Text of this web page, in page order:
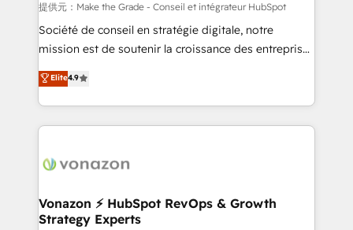
—faster. Through expert training, unmatched
responsiveness, and ongoing support, we equip
your team to adopt new systems with confidence
customer engagement.
提供元：Make the Grade - Conseil et intégrateur HubSpot
Société de conseil en stratégie digitale, notre
mission est de soutenir la croissance des entreprises
B2B à travers l’acquisition de nouveaux clients,
l'intégration CRM et le développement des revenus
auprès de vos comptes existants. En France et à
l'international, nous travaillons avec des ETI
delà d’une simple transformation digitale et des
➤ L’intégration de CRM et de méthodologie RevOps
pour aligner les équipes marketing, commerciales et
Elite4.9
Vonazon ⚡ HubSpot RevOps & Growth
Strategy Experts